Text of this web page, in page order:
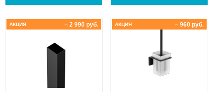
– 2 990 руб.
АКЦИЯ – 960 руб.
АКЦИЯ